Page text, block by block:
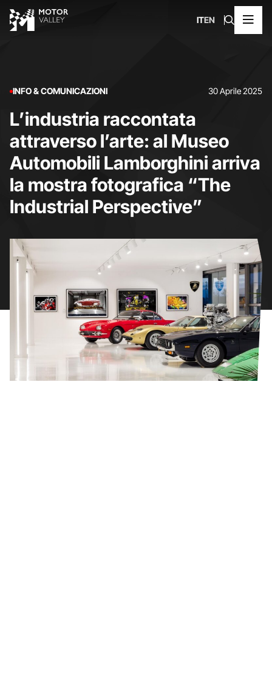
ITEN
INFO & COMUNICAZIONI 30 Aprile 2025
L’industria raccontata
attraverso l’arte: al Museo
Automobili Lamborghini arriva
la mostra fotografica “The
Industrial Perspective”